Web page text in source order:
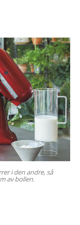
i den andre, så
av bollen.